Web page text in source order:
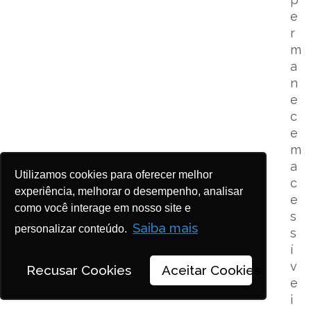
Utilizamos cookies para oferecer melhor
experiência, melhorar o desempenho, analisar
como você interage em nosso site e
personalizar conteúdo. Saiba mais
Recusar Cookies Aceitar Cookies
e
r
m
a
n
e
c
e
m
a
c
e
s
s
í
v
e
i